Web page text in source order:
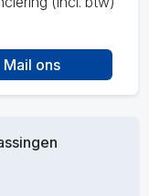
Mail ons